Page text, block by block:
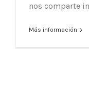
nos comparte
Más información